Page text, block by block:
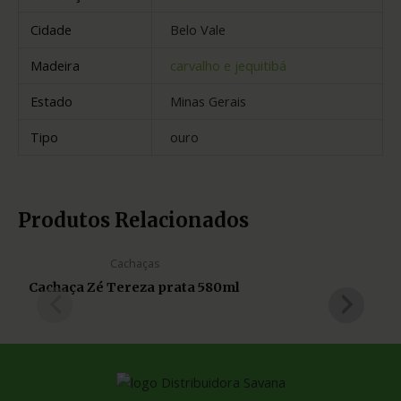
Cidade
Belo Vale
Madeira
carvalho e jequitibá
Estado
Minas Gerais
Tipo
ouro
Produtos Relacionados
Cachaças
Cachaça Zé Tereza prata 580ml